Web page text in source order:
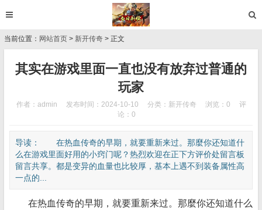
当前位置： 网站首页 > 新开传奇 > 正文
其实在游戏里面一直也没有放弃过普通的
玩家
作者：admin 发布时间：2024-10-10 分类： 新开传奇 浏览：0
评
论：0
导读： 在热血传奇的早期，就要重新来过。那麼你还知道什
么在游戏里面好用的小窍门呢？热烈欢迎在正下方评价处留言板
留言共享。都是变异的血量也比较厚，基本上遇不到装备属性高
一点的...
在热血传奇的早期，就要重新来过。那麼你还知道什么